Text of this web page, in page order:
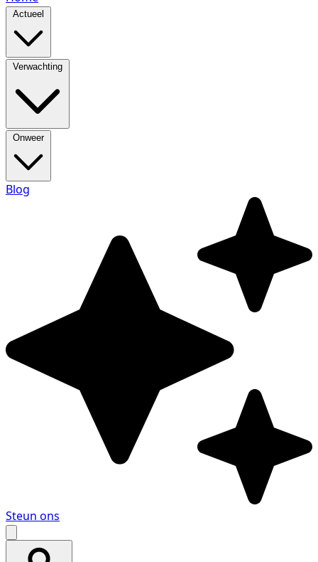
Actueel
Verwachting
Onweer
Blog
Steun ons